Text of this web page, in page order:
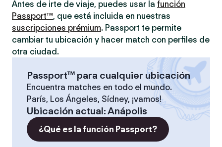
Antes de irte de viaje, puedes usar la función
Passport™, que está incluida en nuestras
suscripciones prémium. Passport te permite
cambiar tu ubicación y hacer match con perfiles de
otra ciudad.
Passport™ para cualquier ubicación
Encuentra matches en todo el mundo.
París, Los Ángeles, Sídney, ¡vamos!
Ubicación actual:Anápolis
¿Qué es la función Passport?